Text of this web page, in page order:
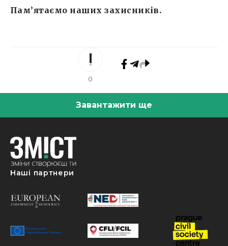
Пам’ятаємо наших захисників.
0
Завантажити ще
Наші партнери